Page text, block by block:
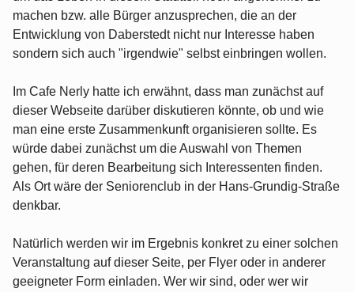
machen bzw. alle Bürger anzusprechen, die an der
Entwicklung von Daberstedt nicht nur Interesse haben
sondern sich auch "irgendwie" selbst einbringen wollen.
Im Cafe Nerly hatte ich erwähnt, dass man zunächst auf
dieser Webseite darüber diskutieren könnte, ob und wie
man eine erste Zusammenkunft organisieren sollte. Es
würde dabei zunächst um die Auswahl von Themen
gehen, für deren Bearbeitung sich Interessenten finden.
Als Ort wäre der Seniorenclub in der Hans-Grundig-Straße
denkbar.
Natürlich werden wir im Ergebnis konkret zu einer solchen
Veranstaltung auf dieser Seite, per Flyer oder in anderer
geeigneter Form einladen. Wer wir sind, oder wer wir